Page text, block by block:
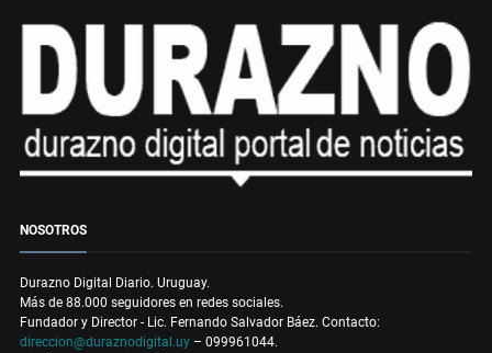
NOSOTROS
Durazno Digital Diario. Uruguay.
Más de 88.000 seguidores en redes sociales.
Fundador y Director - Lic. Fernando Salvador Báez. Contacto:
direccion@duraznodigital.uy – 099961044.